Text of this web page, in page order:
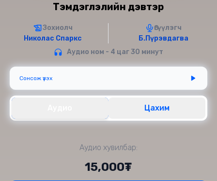
Тэмдэглэлийн дэвтэр
Зохиолч
Николас Спаркс
Өгүүлэгч
Б.Пүрэвдагва
Аудио ном - 4 цаг 30 минут
Сонсож үзэх
Цахим
Аудио хувилбар:
15,000₮